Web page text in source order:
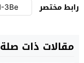
رابط مختصر
مقالات ذات صلة